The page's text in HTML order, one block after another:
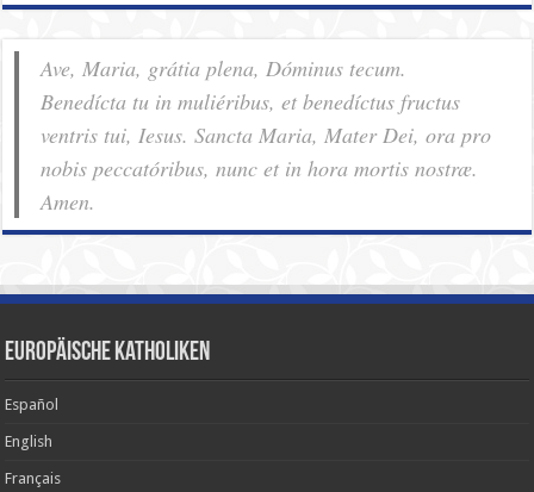
Ave, Maria, grátia plena, Dóminus tecum.
Benedícta tu in muliéribus, et benedíctus fructus
ventris tui, Iesus. Sancta Maria, Mater Dei, ora pro
nobis pec­ca­tóribus, nunc et in hora mortis nostræ.
Amen.
Europäische Katholiken
Español
English
Français